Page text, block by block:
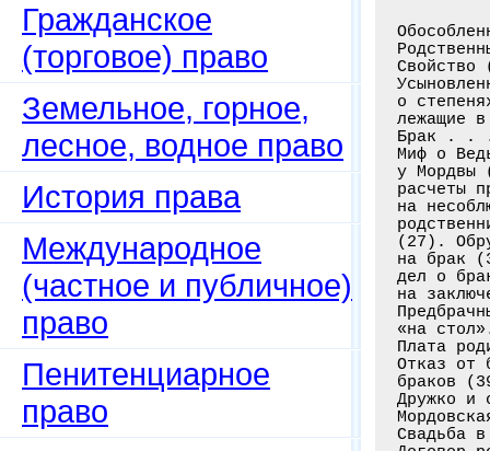
Гражданское
(торговое) право
Земельное, горное,
лесное, водное право
История права
Международное
(частное и публичное)
право
Пенитенциарное
право
о
лежащие
Брак
Миф о
у Мордвы
расчеты
на
(27).
на брак
дел о
на
«на
Плата
Отказ от
браков
Дружко и
Свадьба